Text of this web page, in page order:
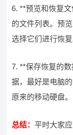
6. **预览和恢复
的文件列表。预
选择它们进行恢复
7. **保存恢复的
据，最好是电脑
原来的移动硬盘。
总结：平时大家